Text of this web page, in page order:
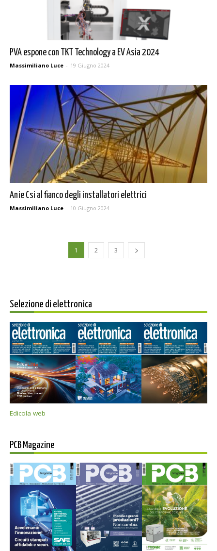
PVA espone con TKT Technology a EV Asia 2024
Massimiliano Luce - 19 Giugno 2024
Anie Csi al fianco degli installatori elettrici
Massimiliano Luce - 10 Giugno 2024
1 2 3
Selezione di elettronica
Edicola web
PCB Magazine